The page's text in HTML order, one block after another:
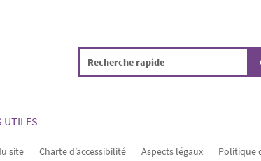
UTILES
site Charte d’accessibilité Aspects légaux Politique